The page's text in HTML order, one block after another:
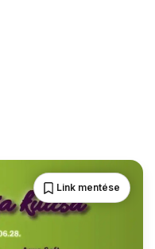
Link mentése